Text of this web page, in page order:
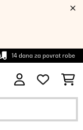
14 dana za povrat robe